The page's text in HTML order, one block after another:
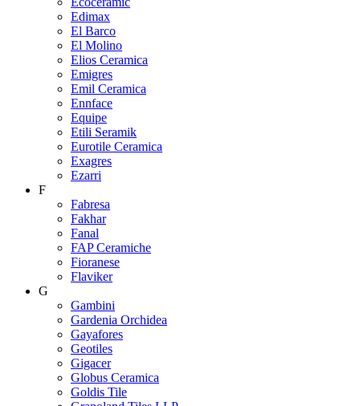
Edimax
El Barco
El Molino
Elios Ceramica
Emigres
Emil Ceramica
Ennface
Equipe
Etili Seramik
Eurotile Ceramica
Exagres
Ezarri
F
Fabresa
Fakhar
Fanal
FAP Ceramiche
Fioranese
Flaviker
G
Gambini
Gardenia Orchidea
Gayafores
Geotiles
Gigacer
Globus Ceramica
Goldis Tile